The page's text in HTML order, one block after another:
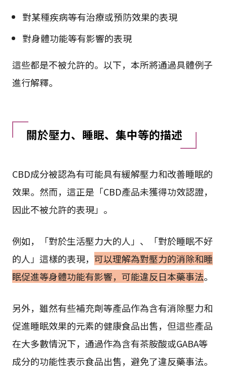
對某種疾病等有治療或預防效果的表現
對身體功能等有影響的表現
這些都是不被允許的。以下，本所將通過具體例子
進行解釋。
關於壓力、睡眠、集中等的描述
CBD成分被認為有可能具有緩解壓力和改善睡眠的
效果。然而，這正是「CBD產品未獲得功效認證，
因此不被允許的表現」。
例如，「對於生活壓力大的人」、「對於睡眠不好
的人」這樣的表現， 可以理解為對壓力的消除和睡
眠促進等身體功能有影響，可能違反日本藥事法。
另外，雖然有些補充劑等產品作為含有消除壓力和
促進睡眠效果的元素的健康食品出售，但這些產品
在大多數情況下，通過作為含有茶胺酸或GABA等
成分的功能性表示食品出售，避免了違反藥事法。